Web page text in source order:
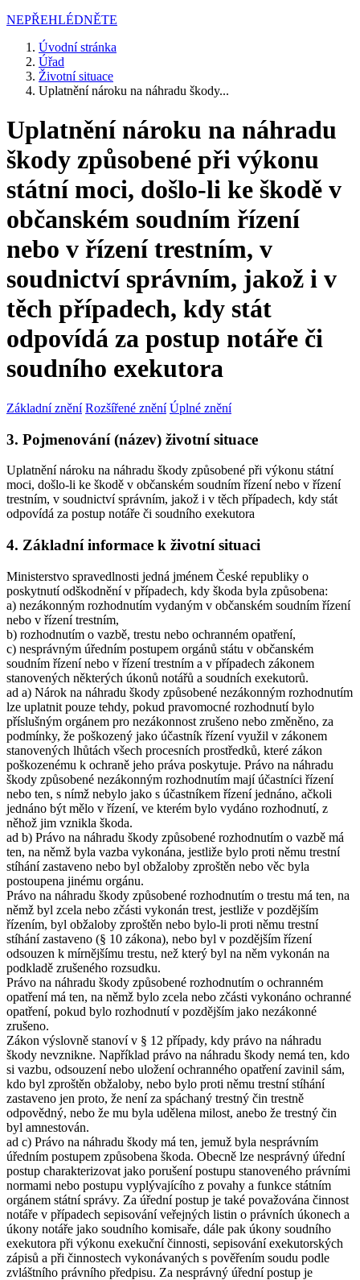
NEPŘEHLÉDNĚTE
Úvodní stránka
Úřad
Životní situace
Uplatnění nároku na náhradu škody...
Uplatnění nároku na náhradu
škody způsobené při výkonu
státní moci, došlo-li ke škodě v
občanském soudním řízení
nebo v řízení trestním, v
soudnictví správním, jakož i v
těch případech, kdy stát
odpovídá za postup notáře či
soudního exekutora
Základní znění Rozšířené znění Úplné znění
3. Pojmenování (název) životní situace
Uplatnění nároku na náhradu škody způsobené při výkonu státní
moci, došlo-li ke škodě v občanském soudním řízení nebo v řízení
trestním, v soudnictví správním, jakož i v těch případech, kdy stát
odpovídá za postup notáře či soudního exekutora
4. Základní informace k životní situaci
Ministerstvo spravedlnosti jedná jménem České republiky o
poskytnutí odškodnění v případech, kdy škoda byla způsobena:
a) nezákonným rozhodnutím vydaným v občanském soudním řízení
nebo v řízení trestním,
b) rozhodnutím o vazbě, trestu nebo ochranném opatření,
c) nesprávným úředním postupem orgánů státu v občanském
soudním řízení nebo v řízení trestním a v případech zákonem
stanovených některých úkonů notářů a soudních exekutorů.
ad a) Nárok na náhradu škody způsobené nezákonným rozhodnutím
lze uplatnit pouze tehdy, pokud pravomocné rozhodnutí bylo
příslušným orgánem pro nezákonnost zrušeno nebo změněno, za
podmínky, že poškozený jako účastník řízení využil v zákonem
stanovených lhůtách všech procesních prostředků, které zákon
poškozenému k ochraně jeho práva poskytuje. Právo na náhradu
škody způsobené nezákonným rozhodnutím mají účastníci řízení
nebo ten, s nímž nebylo jako s účastníkem řízení jednáno, ačkoli
jednáno být mělo v řízení, ve kterém bylo vydáno rozhodnutí, z
něhož jim vznikla škoda.
ad b) Právo na náhradu škody způsobené rozhodnutím o vazbě má
ten, na němž byla vazba vykonána, jestliže bylo proti němu trestní
stíhání zastaveno nebo byl obžaloby zproštěn nebo věc byla
postoupena jinému orgánu.
Právo na náhradu škody způsobené rozhodnutím o trestu má ten, na
němž byl zcela nebo zčásti vykonán trest, jestliže v pozdějším
řízením, byl obžaloby zproštěn nebo bylo-li proti němu trestní
stíhání zastaveno (§ 10 zákona), nebo byl v pozdějším řízení
odsouzen k mírnějšímu trestu, než který byl na něm vykonán na
podkladě zrušeného rozsudku.
Právo na náhradu škody způsobené rozhodnutím o ochranném
opatření má ten, na němž bylo zcela nebo zčásti vykonáno ochranné
opatření, pokud bylo rozhodnutí v pozdějším jako nezákonné
zrušeno.
Zákon výslovně stanoví v § 12 případy, kdy právo na náhradu
škody nevznikne. Například právo na náhradu škody nemá ten, kdo
si vazbu, odsouzení nebo uložení ochranného opatření zavinil sám,
kdo byl zproštěn obžaloby, nebo bylo proti němu trestní stíhání
zastaveno jen proto, že není za spáchaný trestný čin trestně
odpovědný, nebo že mu byla udělena milost, anebo že trestný čin
byl amnestován.
ad c) Právo na náhradu škody má ten, jemuž byla nesprávním
úředním postupem způsobena škoda. Obecně lze nesprávný úřední
postup charakterizovat jako porušení postupu stanoveného právními
normami nebo postupu vyplývajícího z povahy a funkce státním
orgánem státní správy. Za úřední postup je také považována činnost
notáře v případech sepisování veřejných listin o právních úkonech a
úkony notáře jako soudního komisaře, dále pak úkony soudního
exekutora při výkonu exekuční činnosti, sepisování exekutorských
zápisů a při činnostech vykonávaných s pověřením soudu podle
zvláštního právního předpisu. Za nesprávný úřední postup je